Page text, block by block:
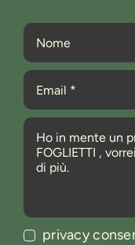
privacy